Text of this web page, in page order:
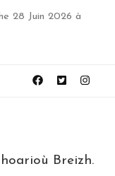
28 Juin 2026 à
Breizh.